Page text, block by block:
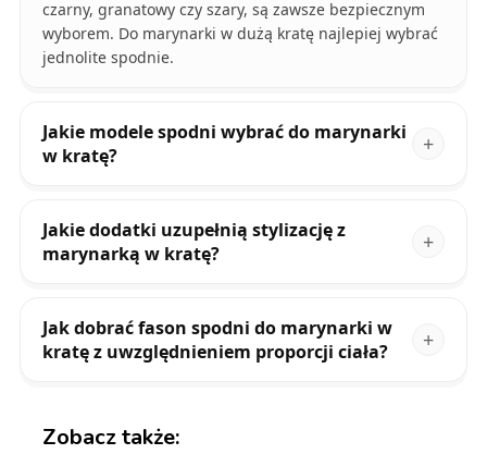
czarny, granatowy czy szary, są zawsze bezpiecznym
wyborem. Do marynarki w dużą kratę najlepiej wybrać
jednolite spodnie.
Jakie modele spodni wybrać do marynarki
w kratę?
Jakie dodatki uzupełnią stylizację z
marynarką w kratę?
Jak dobrać fason spodni do marynarki w
kratę z uwzględnieniem proporcji ciała?
Zobacz także: